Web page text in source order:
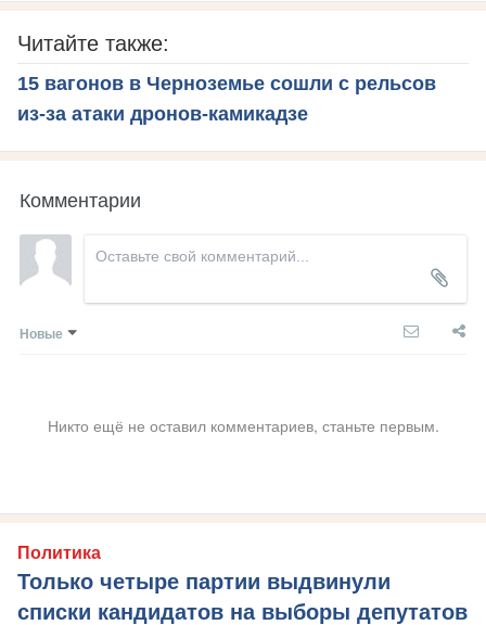
Читайте также:
15 вагонов в Черноземье сошли с рельсов
из-за атаки дронов-камикадзе
Комментарии
Новые
Никто ещё не оставил комментариев, станьте первым.
Политика
Только четыре партии выдвинули
списки кандидатов на выборы депутатов